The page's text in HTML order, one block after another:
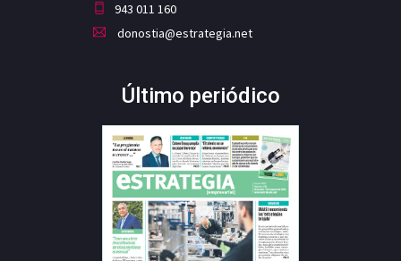
943 011 160
donostia@estrategia.net
Último periódico